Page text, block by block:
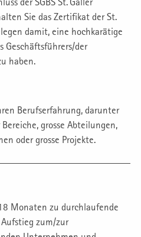
Sie das Zertifikat der St.
damit, eine hochkarätige
Geschäftsführers/der
haben.
Berufserfahrung, darunter
grosse Abteilungen,
oder grosse Projekte.
Monaten zu durchlaufende
zum/zur